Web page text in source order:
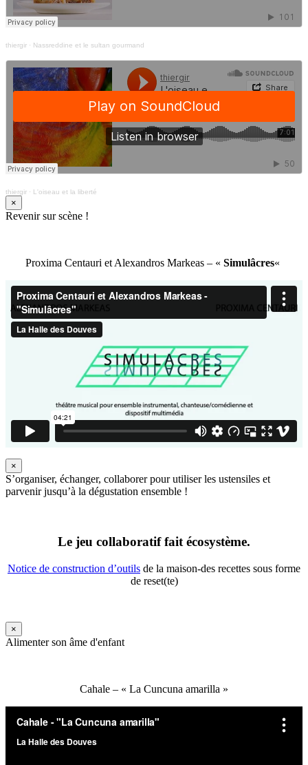
thiergir · Nassreddine et le sultan gourmand
thiergir · L'oiseau et la liberté
×
Revenir sur scène !
Proxima Centauri et Alexandros Markeas – « Simulâcres«
×
S’organiser, échanger, collaborer pour utiliser les ustensiles et
parvenir jusqu’à la dégustation ensemble !
Le jeu collaboratif fait écosystème.
Notice de construction d’outils de la maison-des recettes sous forme
de reset(te)
×
Alimenter son âme d'enfant
Cahale – « La Cuncuna amarilla »